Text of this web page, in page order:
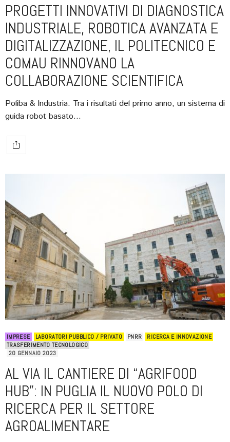
PROGETTI INNOVATIVI DI DIAGNOSTICA
INDUSTRIALE, ROBOTICA AVANZATA E
DIGITALIZZAZIONE, IL POLITECNICO E
COMAU RINNOVANO LA
COLLABORAZIONE SCIENTIFICA
Poliba & Industria. Tra i risultati del primo anno, un sistema di
guida robot basato…
IMPRESE LABORATORI PUBBLICO / PRIVATO PNRR
RICERCA E INNOVAZIONE
TRASFERIMENTO TECNOLOGICO
20 GENNAIO 2023
AL VIA IL CANTIERE DI “AGRIFOOD
HUB”: IN PUGLIA IL NUOVO POLO DI
RICERCA PER IL SETTORE
AGROALIMENTARE